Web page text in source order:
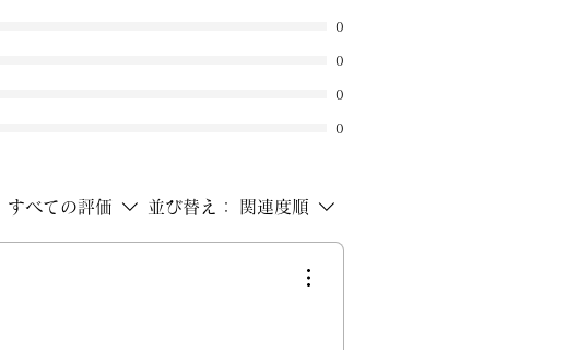
0
0
0
0
すべての評価 並び替え： 関連度順